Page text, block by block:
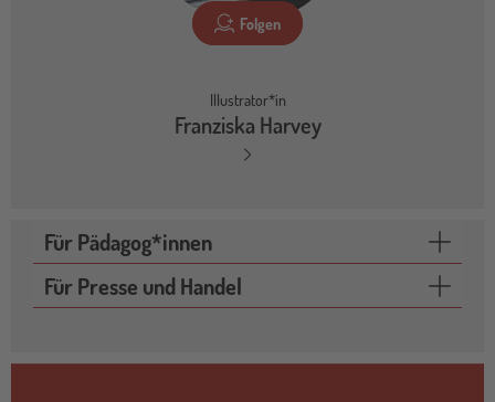
Folgen
Illustrator*in
Franziska Harvey
Für Pädagog*innen
Für Presse und Handel